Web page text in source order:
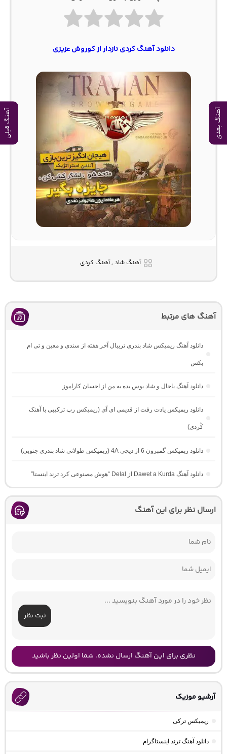
آهنگ بعدی آهنگ قبلی
دانلود آهنگ کردی نازدار از کوروش عزیزی
آهنگ شاد , آهنگ کردی
آهنگ های مرتبط
دانلود آهنگ ریمیکس شاد بندری تریبال آخر هفته از سندی و معین و تی ام
بکس
دانلود آهنگ باحال و شاد بوس بده به من از احسان کاراموز
دانلود ریمیکس یادت رفت از قدیمی ای آی (ریمیکس رپ ترکیبی با آهنک
کُردی)
دانلود ریمیکس گمبرون 6 از دیجی 4A (ریمیکس طولانی شاد بندری جنوبی)
دانلود آهنگ Dawet a Kurda از Delal “هوش مصنوعی کرد ترند اینستا”
ارسال نظر برای این آهنگ
ثبت نظر
نظری برای این آهنگ ارسال نشده، شما اولین نظر باشید
آرشیو موزیک
ریمیکس ترکی
دانلود آهنگ ترند اینستاگرام